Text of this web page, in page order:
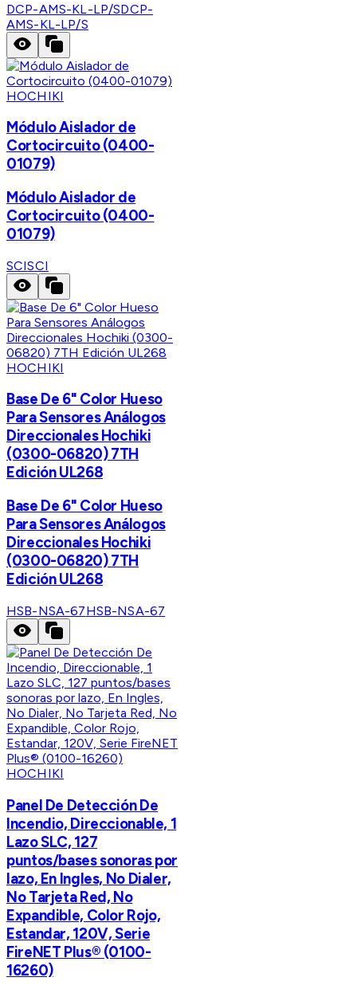
DCP-AMS-KL-LP/SDCP-
AMS-KL-LP/S
HOCHIKI
Módulo Aislador de
Cortocircuito (0400-
01079)
Módulo Aislador de
Cortocircuito (0400-
01079)
SCISCI
HOCHIKI
Base De 6" Color Hueso
Para Sensores Análogos
Direccionales Hochiki
(0300-06820) 7TH
Edición UL268
Base De 6" Color Hueso
Para Sensores Análogos
Direccionales Hochiki
(0300-06820) 7TH
Edición UL268
HSB-NSA-67HSB-NSA-67
HOCHIKI
Panel De Detección De
Incendio, Direccionable, 1
Lazo SLC, 127
puntos/bases sonoras por
lazo, En Ingles, No Dialer,
No Tarjeta Red, No
Expandible, Color Rojo,
Estandar, 120V, Serie
FireNET Plus® (0100-
16260)